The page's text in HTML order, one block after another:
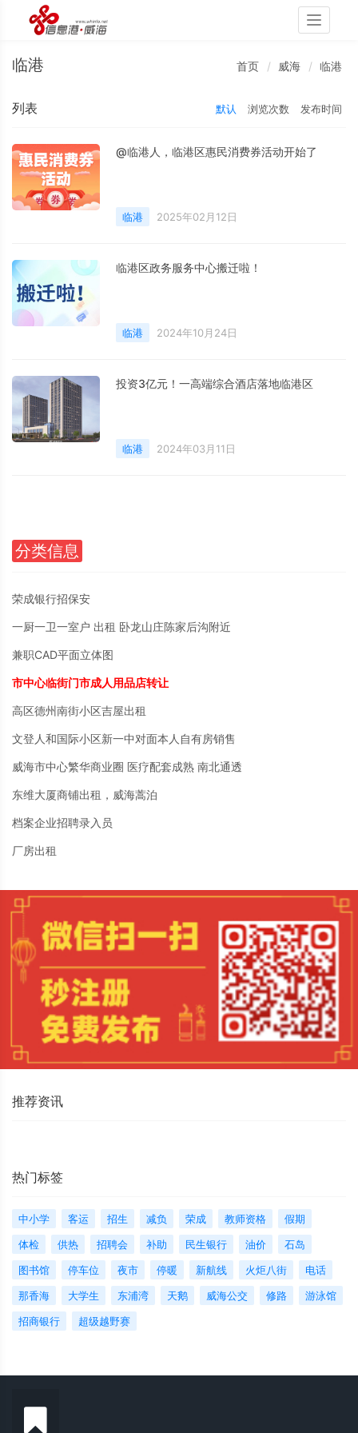
Toggle
临港 首页 威海 临港
列表 默认 浏览次数 发布时间
@临港人，临港区惠民消费券活动开始了
临港 2025年02月12日
临港区政务服务中心搬迁啦！
临港 2024年10月24日
投资3亿元！一高端综合酒店落地临港区
临港 2024年03月11日
分类信息
荣成银行招保安
一厨一卫一室户 出租 卧龙山庄陈家后沟附近
兼职CAD平面立体图
市中心临街门市成人用品店转让
高区德州南街小区吉屋出租
文登人和国际小区新一中对面本人自有房销售
威海市中心繁华商业圈 医疗配套成熟 南北通透
东维大厦商铺出租，威海蒿泊
档案企业招聘录入员
厂房出租
推荐资讯
热门标签
中小学 客运 招生 减负 荣成 教师资格
假期
体检
供热 招聘会 补助 民生银行 油价
石岛
图书馆
停车位 夜市 停暖 新航线 火炬八街
电话
那香海
大学生 东浦湾 天鹅 威海公交 修路
游泳馆
招商银行
超级越野赛